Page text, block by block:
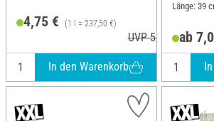
4,75 € (1 l = 237,50 €)
UVP 5,49 €
In den Warenkorb
Länge: 39
ab